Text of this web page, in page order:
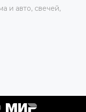
и авто, свечей,